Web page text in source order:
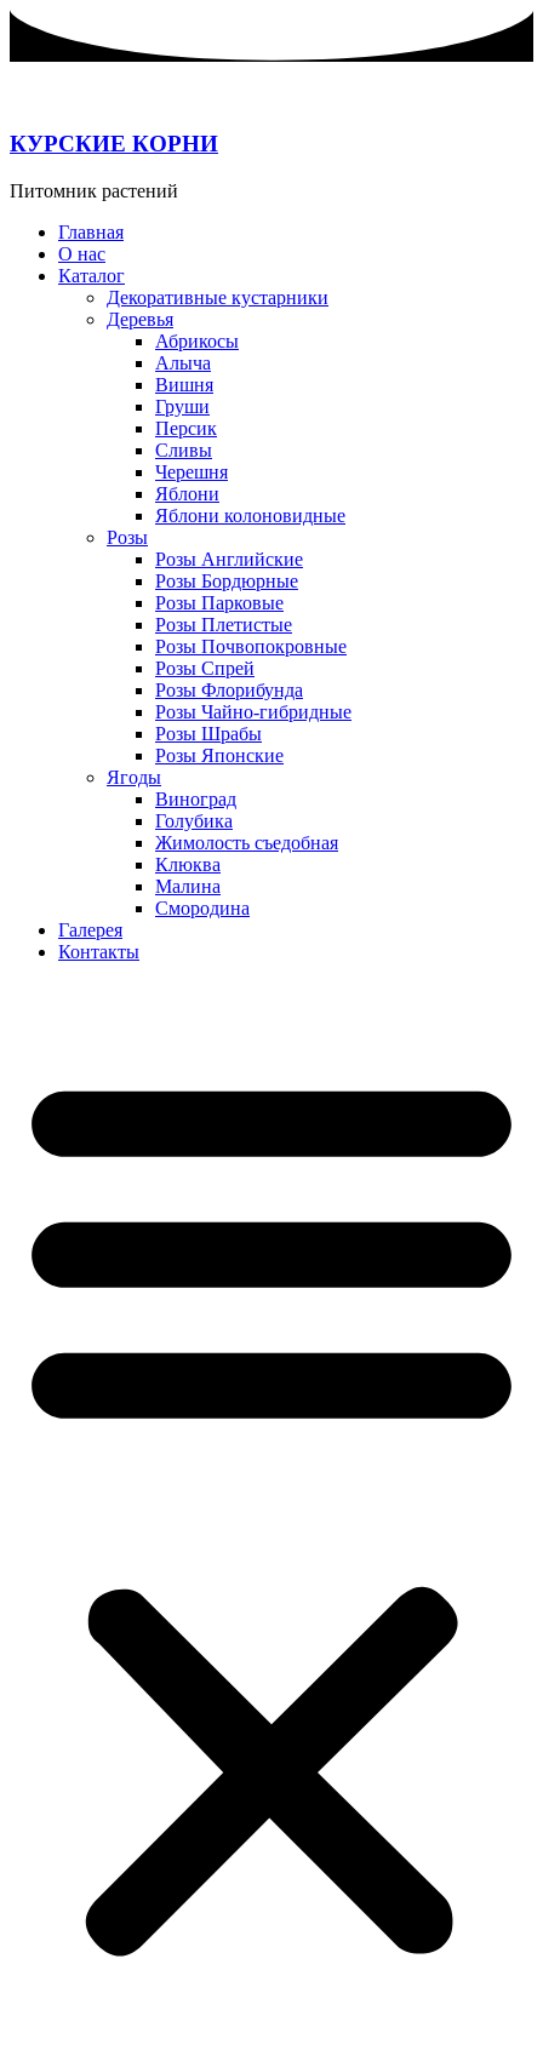
Перейти
содержимому
КУРСКИЕ КОРНИ
Питомник растений
Главная
О нас
Каталог
Декоративные кустарники
Деревья
Абрикосы
Алыча
Вишня
Груши
Персик
Сливы
Черешня
Яблони
Яблони колоновидные
Розы
Розы Английские
Розы Бордюрные
Розы Парковые
Розы Плетистые
Розы Почвопокровные
Розы Спрей
Розы Флорибунда
Розы Чайно-гибридные
Розы Шрабы
Розы Японские
Ягоды
Виноград
Голубика
Жимолость съедобная
Клюква
Малина
Смородина
Галерея
Контакты